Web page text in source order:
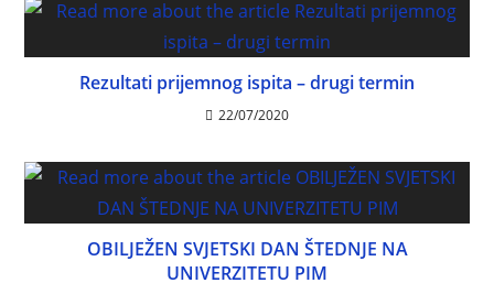
Rezultati prijemnog ispita – drugi termin
22/07/2020
OBILJEŽEN SVJETSKI DAN ŠTEDNJE NA
UNIVERZITETU PIM